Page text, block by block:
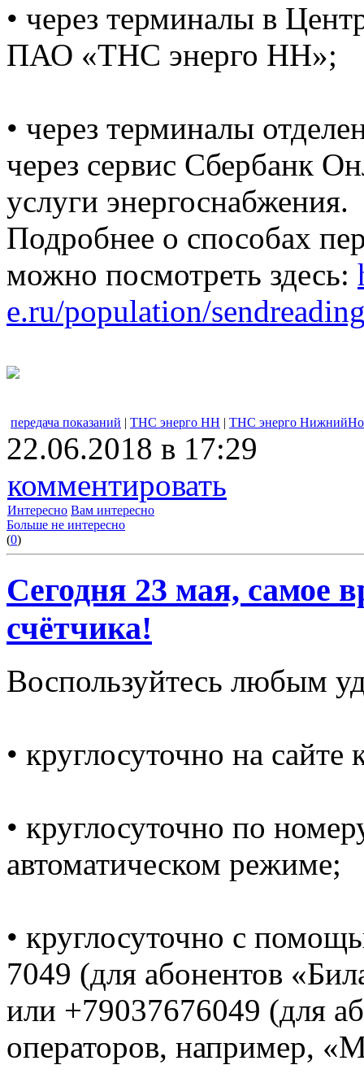
• через терминалы в
ПАО «ТНС энерго НН»;
• через терминалы
через сервис Сбербанк
услуги энергоснабжения.
Подробнее о способах
можно посмотреть здесь:
e.ru/population/
передача показаний | ТНС энерго НН | ТНС энерго
22.06.2018 в 17:29
комментировать
Интересно Вам интересно
Больше не интересно
(0)
Сегодня 23 мая, самое
счётчика!
Воспользуйтесь любым
• круглосуточно на
• круглосуточно по
автоматическом режиме;
• круглосуточно с
7049 (для абонентов
или +79037676049 (для
операторов, например,